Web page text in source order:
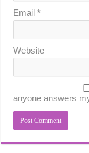
Email*
Website
anyone answers